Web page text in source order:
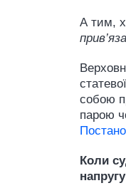
А тим,
собою
парою
Коли